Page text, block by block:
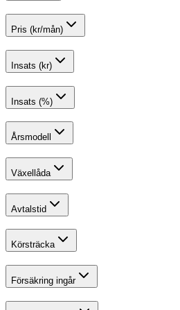
Pris (kr/mån)
Insats (kr)
Insats (%)
Årsmodell
Växellåda
Avtalstid
Körsträcka
Försäkring ingår